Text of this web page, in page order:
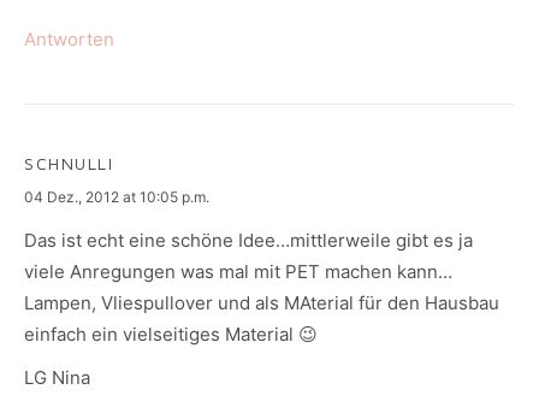
Antworten
SCHNULLI
says:
04 Dez., 2012 at 10:05 p.m.
Das ist echt eine schöne Idee…mittlerweile gibt es ja
viele Anregungen was mal mit PET machen kann…
Lampen, Vliespullover und als MAterial für den Hausbau
einfach ein vielseitiges Material 😉
LG Nina